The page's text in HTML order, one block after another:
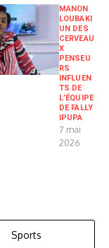
MANON
LOUBAKI
UN DES
CERVEAU
X
PENSEU
RS
INFLUEN
TS DE
L’ÉQUIPE
DE FALLY
IPUPA
7 mai
2026
Sports